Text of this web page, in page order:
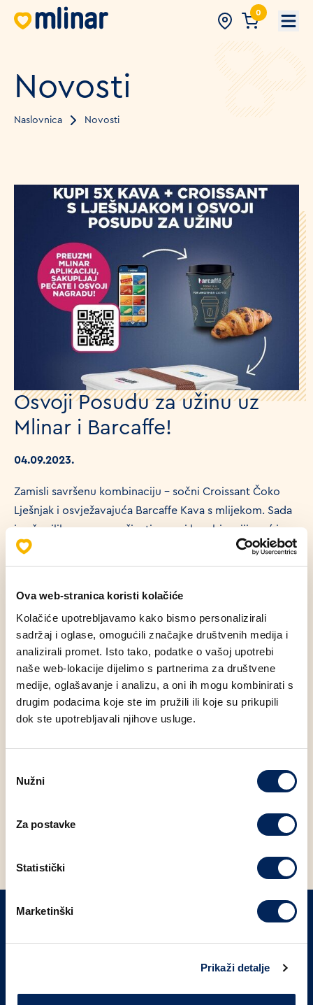
Ova web-stranica koristi kolačiće
Kolačiće upotrebljavamo kako bismo personalizirali
sadržaj i oglase, omogućili značajke društvenih medija i
analizirali promet. Isto tako, podatke o vašoj upotrebi
naše web-lokacije dijelimo s partnerima za društvene
medije, oglašavanje i analizu, a oni ih mogu kombinirati s
drugim podacima koje ste im pružili ili koje su prikupili
dok ste upotrebljavali njihove usluge.
pristanka
Nužni
Za postavke
Statistički
Marketinški
Prikaži detalje
0
Novosti
Naslovnica Novosti
Osvoji Posudu za užinu uz
Mlinar i Barcaffe!
04.09.2023.
Zamisli savršenu kombinaciju – sočni Croissant Čoko
Lješnjak i osvježavajuća Barcaffe Kava s mlijekom. Sada
imaš priliku ne samo uživati u ovoj kombinaciji, već i
osvojiti posebnu posudu za užinu!
aplikaciju te prikupljaj digitalne pečate. Nakon 5
osvojenih pečata osvajaš poudu za užinu gratis!
Akcija traje do 30.9.2023. ili do isteka zaliha. Detalje
pogledajteovdje .
PRIJAVITE SE NA NAŠ NEWSLETTER